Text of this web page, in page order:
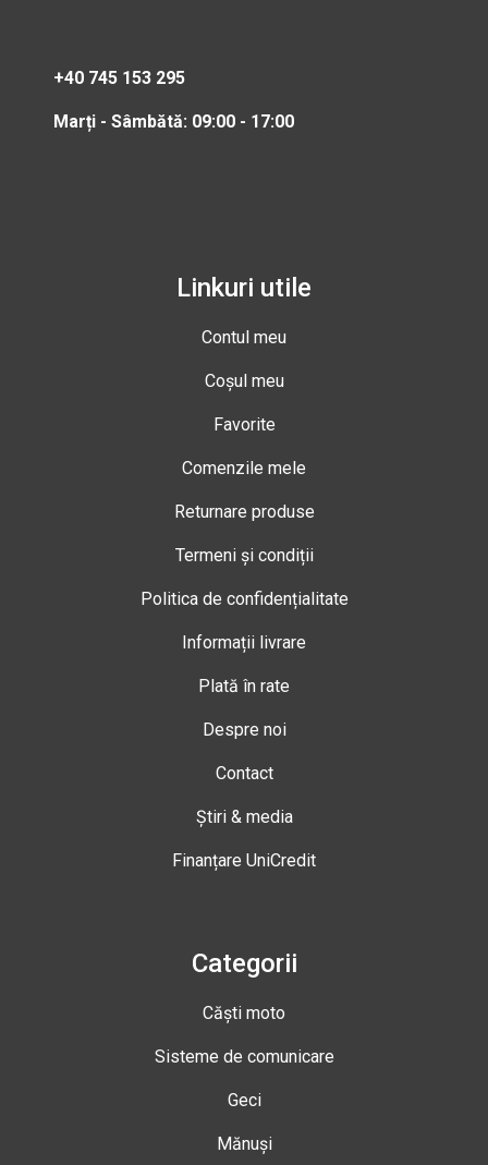
+40 745 153 295
Marți - Sâmbătă: 09:00 - 17:00
Linkuri utile
Contul meu
Coșul meu
Favorite
Comenzile mele
Returnare produse
Termeni și condiții
Politica de confidențialitate
Informații livrare
Plată în rate
Despre noi
Contact
Știri & media
Finanțare UniCredit
Categorii
Căști moto
Sisteme de comunicare
Geci
Mănuși